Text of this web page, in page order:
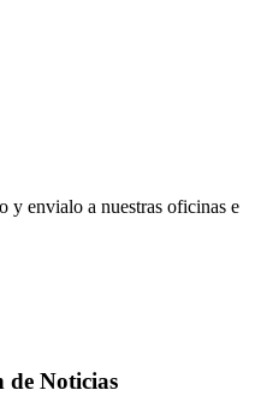
y envialo a nuestras oficinas e
de Noticias